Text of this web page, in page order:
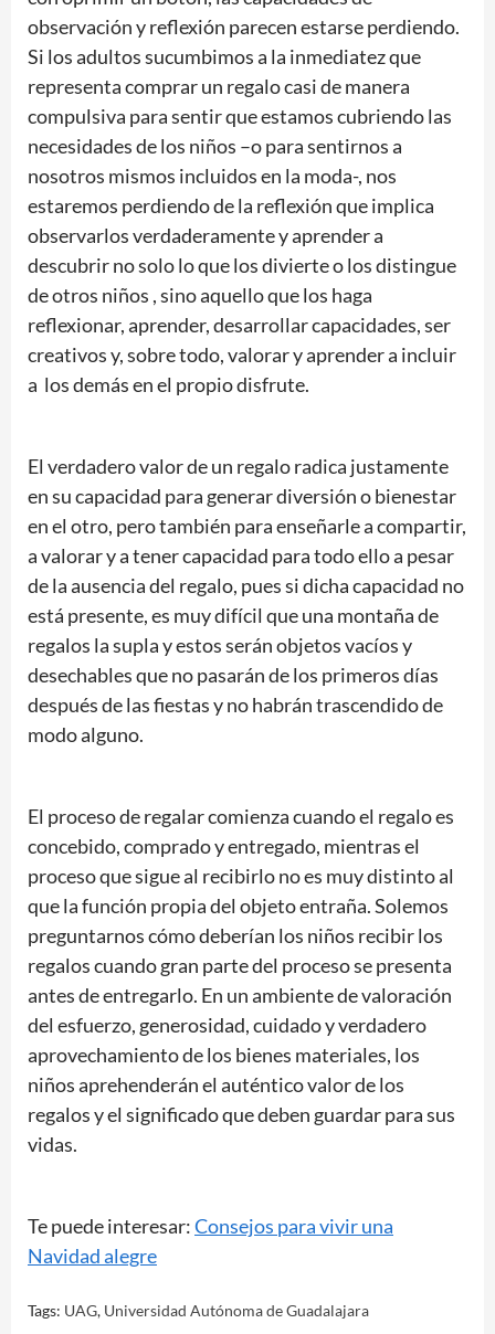
observación y reflexión parecen estarse perdiendo.
Si los adultos sucumbimos a la inmediatez que
representa comprar un regalo casi de manera
compulsiva para sentir que estamos cubriendo las
necesidades de los niños –o para sentirnos a
nosotros mismos incluidos en la moda-, nos
estaremos perdiendo de la reflexión que implica
observarlos verdaderamente y aprender a
descubrir no solo lo que los divierte o los distingue
de otros niños , sino aquello que los haga
reflexionar, aprender, desarrollar capacidades, ser
creativos y, sobre todo, valorar y aprender a incluir
a los demás en el propio disfrute.
El verdadero valor de un regalo radica justamente
en su capacidad para generar diversión o bienestar
en el otro, pero también para enseñarle a compartir,
a valorar y a tener capacidad para todo ello a pesar
de la ausencia del regalo, pues si dicha capacidad no
está presente, es muy difícil que una montaña de
regalos la supla y estos serán objetos vacíos y
desechables que no pasarán de los primeros días
después de las fiestas y no habrán trascendido de
modo alguno.
El proceso de regalar comienza cuando el regalo es
concebido, comprado y entregado, mientras el
proceso que sigue al recibirlo no es muy distinto al
que la función propia del objeto entraña. Solemos
preguntarnos cómo deberían los niños recibir los
regalos cuando gran parte del proceso se presenta
antes de entregarlo. En un ambiente de valoración
del esfuerzo, generosidad, cuidado y verdadero
aprovechamiento de los bienes materiales, los
niños aprehenderán el auténtico valor de los
regalos y el significado que deben guardar para sus
vidas.
Te puede interesar:Consejos para vivir una
Navidad alegre
Tags: UAG, Universidad Autónoma de Guadalajara